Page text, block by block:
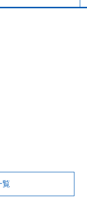
覧